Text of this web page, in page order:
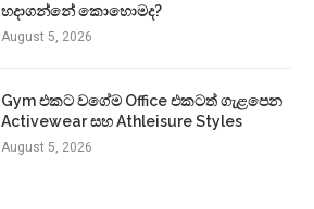
හදාගන්නේ කොහොමද?
August 5, 2026
Gym එකට වගේම Office එකටත් ගැළපෙන
Activewear සහ Athleisure Styles
August 5, 2026